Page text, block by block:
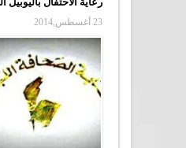
23 أغسطس,2014